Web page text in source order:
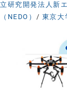
立研究開発法人新
（NEDO） / 東京